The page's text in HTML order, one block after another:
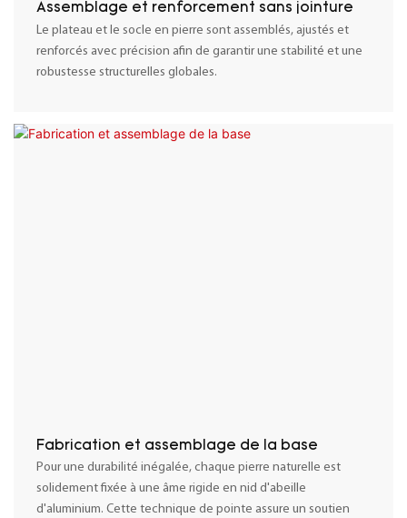
Assemblage et renforcement sans jointure
Le plateau et le socle en pierre sont assemblés, ajustés et
renforcés avec précision afin de garantir une stabilité et une
robustesse structurelles globales.
Fabrication et assemblage de la base
Pour une durabilité inégalée, chaque pierre naturelle est
solidement fixée à une âme rigide en nid d'abeille
d'aluminium. Cette technique de pointe assure un soutien